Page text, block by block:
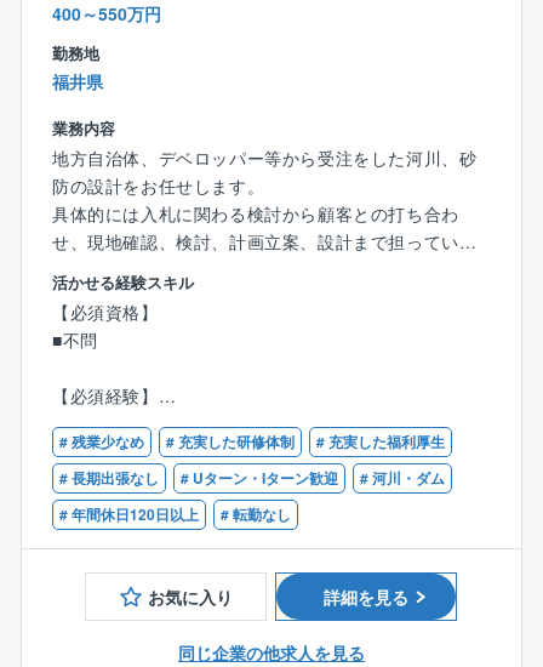
400～550万円
勤務地
福井県
業務内容
地方自治体、デベロッパー等から受注をした河川、砂
防の設計をお任せします。
具体的には入札に関わる検討から顧客との打ち合わ
せ、現地確認、検討、計画立案、設計まで担っていた
だきます。
地域住民とのワークショップや、地域の特性・生活環
境などを考慮したゾーニングなど、調査の段階から設
計まで一貫して担っていただけます。
多くの人々の生活を支えるため、社会貢献性の高いお
仕事です。
【具体的に】
建設部門（河川、砂防及び海岸・海洋）では、河川、
砂防施設の改修や詳細設計業務、治山施設の調査、点
検、詳細設計業務をメインに行っています。
設計部（技術2課）の人数は現在5名。20代1名、40代1
活かせる経験スキル
【必須資格】
■不問
【必須経験】
■河川設計のご経験が3年程度ある方
【歓迎資格】
■技術士補（建設部門）
■RCCM（河川、砂防及び海岸・海洋）
# 残業少なめ # 充実した研修体制
# 充実した福利厚生
# 長期出張なし
# Uターン・Iターン歓迎
# 河川・ダム
# 年間休日120日以上
# 転勤なし
お気に入り 詳細を見る
同じ企業の他求人を見る